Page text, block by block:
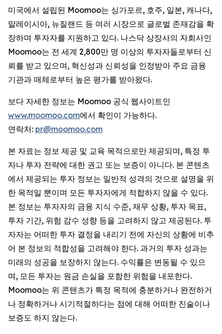
미국에서 설립된 Moomoo는 싱가포르, 호주, 일본, 캐나다,
말레이시아, 뉴질랜드 등 여러 시장으로 글로벌 존재감을 확
장하며 투자자를 지원하고 있다. 나스닥 상장사의 자회사인
Moomoo는 전 세계 2,800만 명 이상의 투자자들로부터 신
뢰를 받고 있으며, 혁신성과 신뢰성을 인정받아 주요 금융
기관과 매체로부터 높은 평가를 받아왔다.
보다 자세한 정보는 Moomoo 공식 웹사이트인
www.moomoo.com에서 확인이 가능하다.
연락처: pr@moomoo.com
본 자료는 정보 제공 및 교육 목적으로만 제공되며, 특정 투
자나 투자 전략에 대한 권고 또는 보증이 아니다. 본 콘텐츠
에서 제공되는 투자 정보는 일반적 성격의 것으로 설명을 위
한 목적일 뿐이며 모든 투자자에게 적합하지 않을 수 있다.
본 정보는 투자자의 금융 지식 수준, 재무 상황, 투자 목표,
투자 기간, 위험 감수 성향 등을 고려하지 않고 제공된다. 투
자자는 어떠한 투자 결정을 내리기 전에 자신의 상황에 비추
어 본 정보의 적합성을 고려해야 한다. 과거의 투자 성과는
미래의 성공을 보장하지 않는다. 수익률은 변동될 수 있으
며, 모든 투자는 원금 손실을 포함한 위험을 내포한다.
Moomoo는 위 콘텐츠가 특정 목적에 충분하거나 완전하거
나 정확하거나 시기적절하다는 점에 대해 어떠한 진술이나
보증도 하지 않는다.